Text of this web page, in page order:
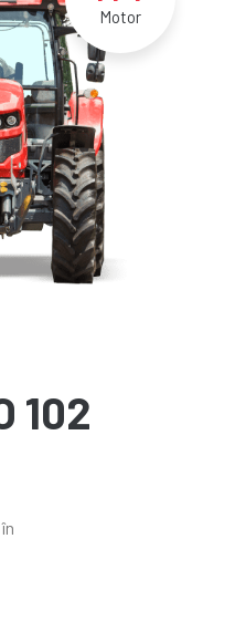
Motor
102